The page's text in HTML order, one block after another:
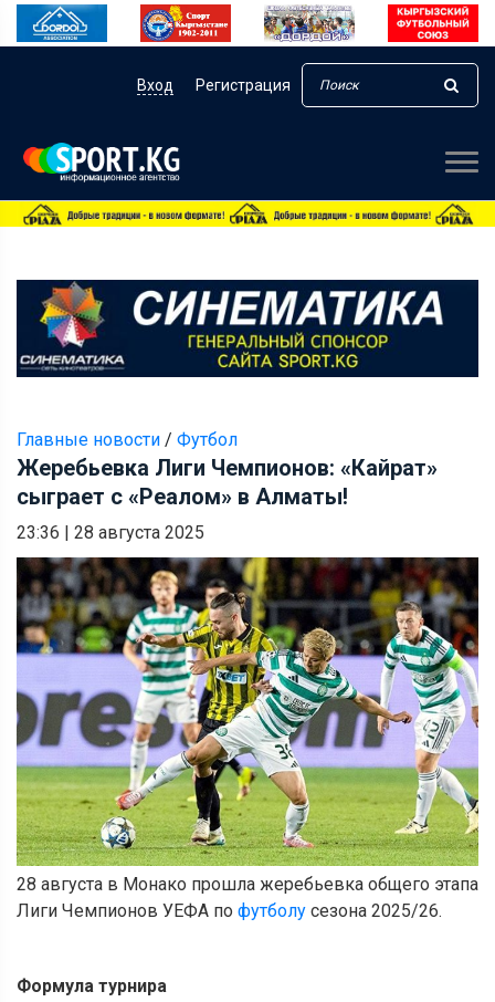
Вход Регистрация
Главные новости / Футбол
Жеребьевка Лиги Чемпионов: «Кайрат»
сыграет с «Реалом» в Алматы!
23:36 | 28 августа 2025
28 августа в Монако прошла жеребьевка общего этапа
Лиги Чемпионов УЕФА по футболу сезона 2025/26.
Формула турнира